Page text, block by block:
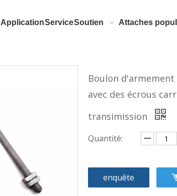
ApplicationServiceSoutien Attaches
Boulon
avec des écrous
transimission
Quantité:
enquête